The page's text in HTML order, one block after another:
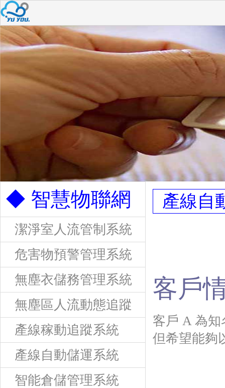
◆ 智慧物聯網
潔淨室人流管制系統
危害物預警管理系統
無塵衣儲務管理系統
無塵區人流動態追蹤
產線稼動追蹤系統
產線自動儲運系統
智能倉儲管理系統
產線自
客戶
客戶 A 為
但希望能夠